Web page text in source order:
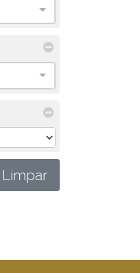
Limpar